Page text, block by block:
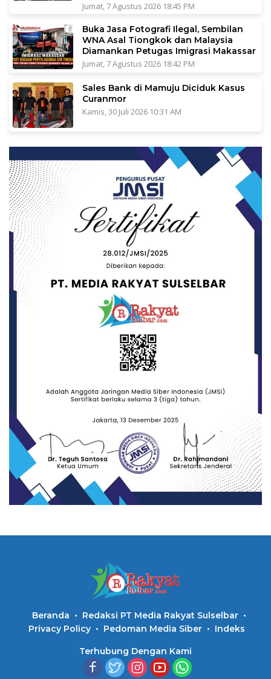
Jumat, 7 Agustus 2026 18:45 PM
Buka Jasa Fotografi Ilegal, Sembilan
WNA Asal Tiongkok dan Malaysia
Diamankan Petugas Imigrasi Makassar
Jumat, 7 Agustus 2026 18:42 PM
Sales Bank di Mamuju Diciduk Kasus
Curanmor
Kamis, 30 Juli 2026 10:31 AM
Beranda
Redaksi PT Media Rakyat Sulselbar
Privacy Policy
Pedoman Media Siber Indeks
Terhubung Dengan Kami